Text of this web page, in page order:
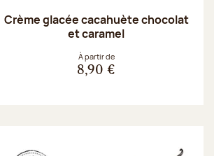
Crème glacée cacahuète chocolat
et caramel
À partir de
8,90 €